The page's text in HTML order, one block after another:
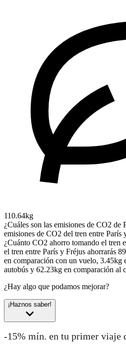
110.64kg
¿Cuáles son las emisiones de CO2 de
emisiones de CO2 del tren entre París
¿Cuánto CO2 ahorro tomando el tren
el tren entre París y Fréjus ahorrarás
en comparación con un vuelo, 3.45kg
autobús y 62.23kg en comparación al
¿Hay algo que podamos mejorar?
¡Haznos saber!
-15% mín. en tu primer viaje